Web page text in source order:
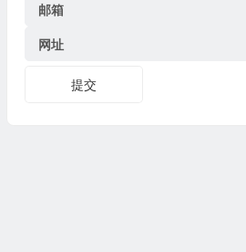
邮箱
网址
提交